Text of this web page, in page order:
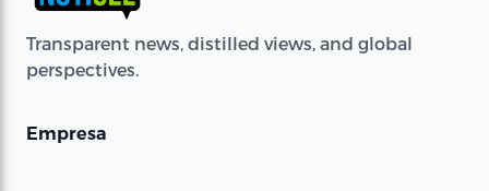
Transparent news, distilled views, and global
perspectives.
Empresa